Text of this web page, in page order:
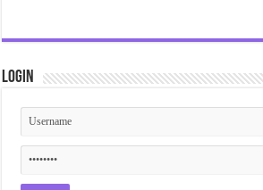
Login